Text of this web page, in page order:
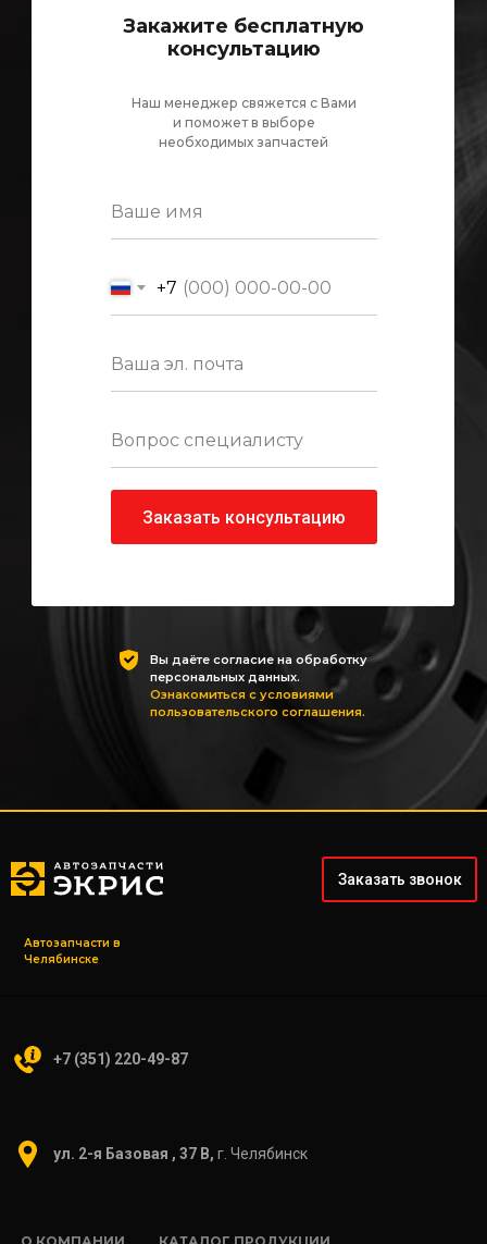
+7
Заказать консультацию
Закажите бесплатную
консультацию
Наш менеджер свяжется с Вами
и поможет в выборе
необходимых запчастей
Вы даёте согласие на обработку
персональных данных.
Ознакомиться с условиями
пользовательского соглашения.
ул. 2-я Базовая , 37 В, г. Челябинск
Заказать звонок
Автозапчасти в
Челябинске
+7 (351) 220-49-87